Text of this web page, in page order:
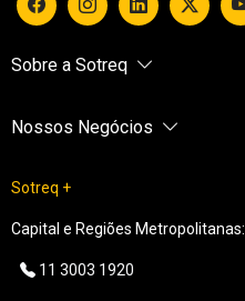
Sobre a Sotreq
Nossos Negócios
Sotreq +
Capital e Regiões Metropolitanas:
11 3003 1920